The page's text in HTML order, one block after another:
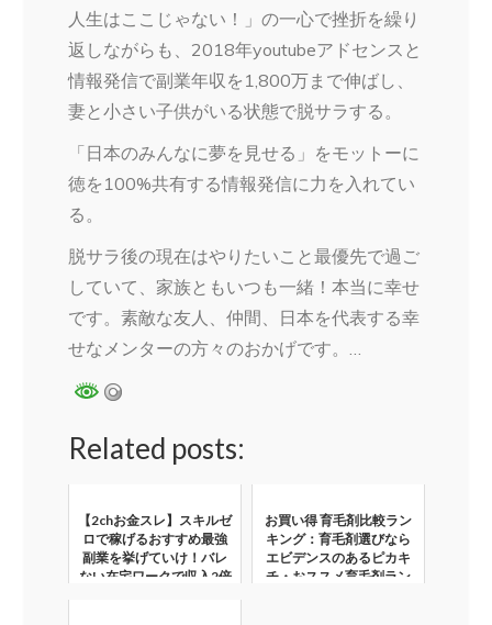
人生はここじゃない！」の一心で挫折を繰り
返しながらも、2018年youtubeアドセンスと
情報発信で副業年収を1,800万まで伸ばし、
妻と小さい子供がいる状態で脱サラする。
「日本のみんなに夢を見せる」をモットーに
徳を100%共有する情報発信に力を入れてい
る。
脱サラ後の現在はやりたいこと最優先で過ご
していて、家族ともいつも一緒！本当に幸せ
です。素敵な友人、仲間、日本を代表する幸
せなメンターの方々のおかげです。…
Related posts:
【2chお金スレ】スキルゼ
ロで稼げるおすすめ最強
副業を挙げていけ！バレ
ない在宅ワークで収入2倍
お買い得 育毛剤比較ラン
キング：育毛剤選びなら
エビデンスのあるピカキ
チ・おススメ育毛剤ラン